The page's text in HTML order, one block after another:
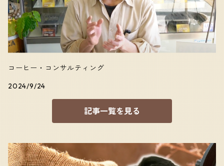
コーヒー・コンサルティング
2024/9/24
記事一覧を見る